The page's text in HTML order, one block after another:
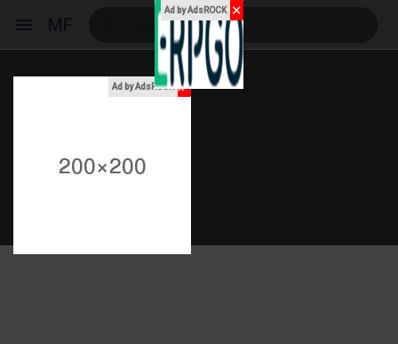
Meus Eventos
Ad by AdsROCK x
Ad by AdsROCK ✕